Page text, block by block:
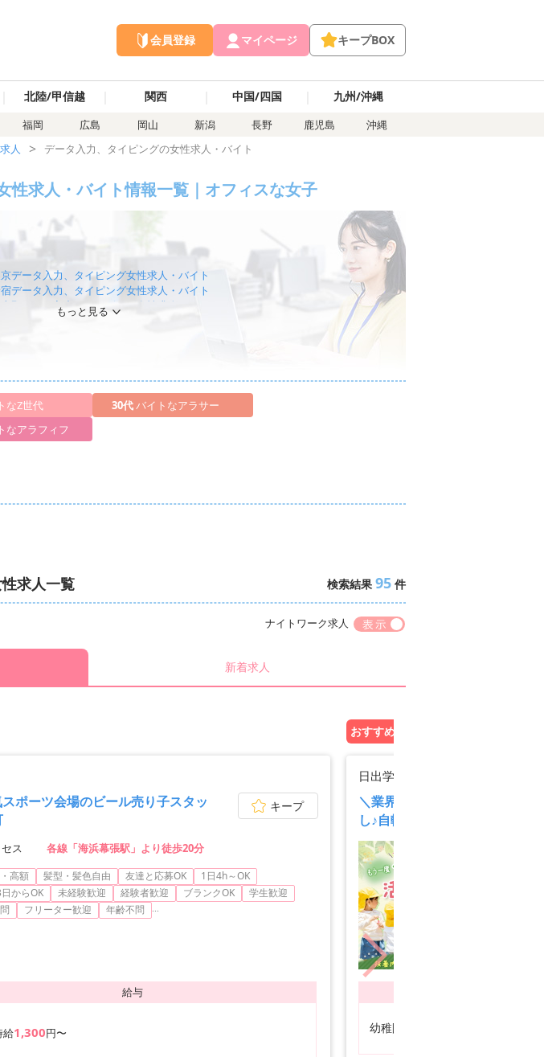
会員登録 マイページ キープBOX
北陸/甲信越 関西 中国/四国 九州/沖縄
福岡 広島 岡山 新潟 長野 鹿児島
沖縄
人 データ入力、タイピングの女性求人・バイト
性求人・バイト情報一覧｜オフィスな女子
データ入力、タイピング女性求人・バイト
データ入力、タイピング女性求人・バイト
上野データ入力、タイピング女性求人・バイト
奈川データ入力、タイピング女性求人・バイト
データ入力、タイピング女性求人・バイト
データ入力、タイピング女性求人・バイト
データ入力、タイピング女性求人・バイト
屋データ入力、タイピング女性求人・バイト
データ入力、タイピング女性求人・バイト
もっと見る
なZ世代 30代 バイトなアラサー
なアラフィフ
求人一覧 検索結果 95 件
ナイトワーク求人
新着求人
ポーツ会場のビール売り子スタッ
キープ
ス 各線「海浜幕張駅」より徒歩20分
高額 髪型・髪色自由 友達と応募OK
1日4h～OK
からOK
未経験歓迎 経験者歓迎 ブランクOK
学生歓迎
フリーター歓迎 年齢不問
給与
給1,300円〜
おすすめ企業PICK UP!
日出学園幼稚園
＼業界経験者の方＆有資格者
し♪自転車・バイク通勤も可能◎
幼稚園教諭、教育その他